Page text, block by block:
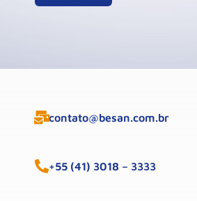
contato@besan.com.br
+55 (41) 3018 – 3333